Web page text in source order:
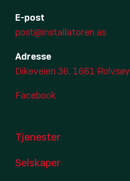
E-post
post@installatoren.as
Adresse
Dikeveien 36, 1661 Rolvsøy
Facebook
Tjenester
Selskaper